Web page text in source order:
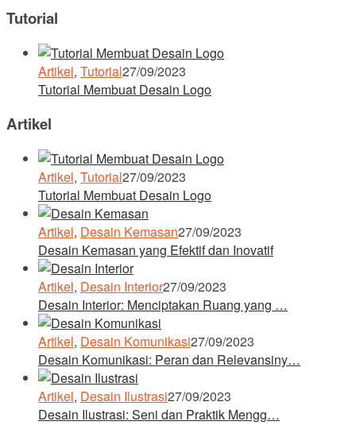
Tutorial
Artikel, Tutorial27/09/2023
Tutorial Membuat Desain Logo
Artikel
Artikel, Tutorial27/09/2023
Tutorial Membuat Desain Logo
Artikel, Desain Kemasan27/09/2023
Desain Kemasan yang Efektif dan Inovatif
Artikel, Desain Interior27/09/2023
Desain Interior: Menciptakan Ruang yang …
Artikel, Desain Komunikasi27/09/2023
Desain Komunikasi: Peran dan Relevansiny…
Artikel, Desain Ilustrasi27/09/2023
Desain Ilustrasi: Seni dan Praktik Mengg…